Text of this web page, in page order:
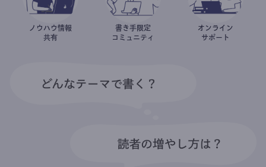
ノウハウ情報
共有
書き手限定
コミュニティ
オンライン
サポート